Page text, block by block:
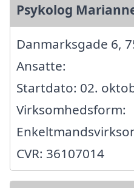
Psykolog
Danmarksgade 6,
Ansatte:
Startdato: 02.
Virksomhedsform:
CVR: 36107014